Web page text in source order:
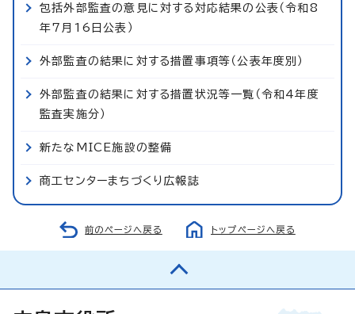
包括外部監査の意見に対する対応結果の公表（令和8
年7月16日公表）
外部監査の結果に対する措置事項等（公表年度別）
外部監査の結果に対する措置状況等一覧（令和4年度
監査実施分）
新たなMICE施設の整備
商工センターまちづくり広報誌
前のページへ戻る トップページへ戻る